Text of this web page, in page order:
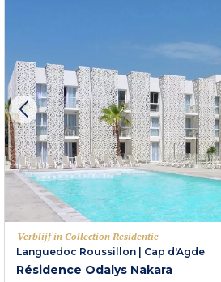
Verblijf in Collection Residentie
Languedoc Roussillon
Cap d'Agde
Résidence Odalys Nakara